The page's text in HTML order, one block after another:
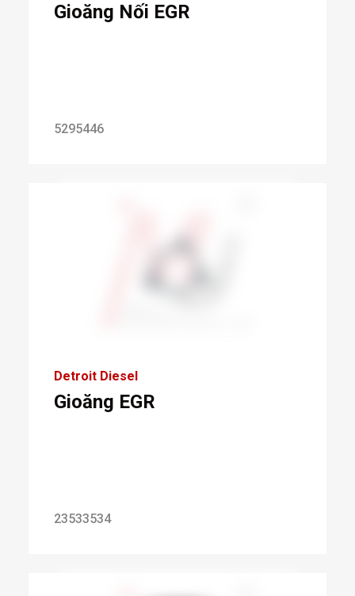
Gioăng Nối EGR
5295446
Detroit Diesel
Gioăng EGR
23533534